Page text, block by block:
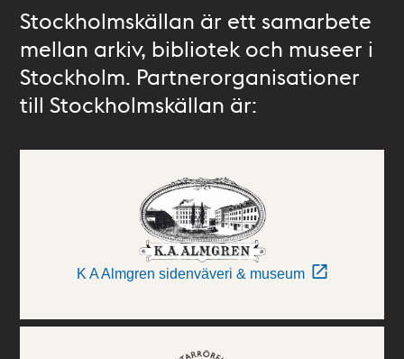
Stockholmskällan är ett samarbete
mellan arkiv, bibliotek och museer i
Stockholm. Partnerorganisationer
till Stockholmskällan är:
K A Almgren sidenväveri & museum